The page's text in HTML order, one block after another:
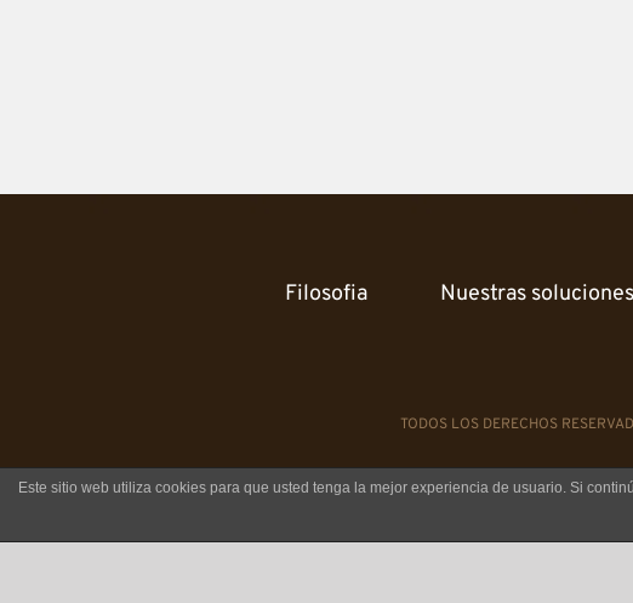
Filosofia Nuestras soluciones
TODOS LOS DERECHOS
Este sitio web utiliza cookies para que usted tenga la mejor experiencia de usuario. Si